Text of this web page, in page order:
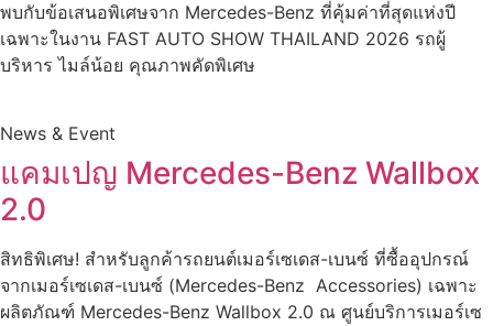
พบกับข้อเสนอพิเศษจาก Mercedes-Benz ที่คุ้มค่าที่สุดแห่งปี
เฉพาะในงาน FAST AUTO SHOW THAILAND 2026 รถผู้
บริหาร ไมล์น้อย คุณภาพคัดพิเศษ
News & Event
แคมเปญ Mercedes-Benz Wallbox
2.0
สิทธิพิเศษ! สำหรับลูกค้ารถยนต์เมอร์เซเดส-เบนซ์ ที่ซื้ออุปกรณ์
จากเมอร์เซเดส-เบนซ์ (Mercedes-Benz Accessories) เฉพาะ
ผลิตภัณฑ์ Mercedes-Benz Wallbox 2.0 ณ ศูนย์บริการเมอร์เซ